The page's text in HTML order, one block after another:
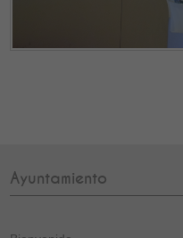
Ayuntamiento